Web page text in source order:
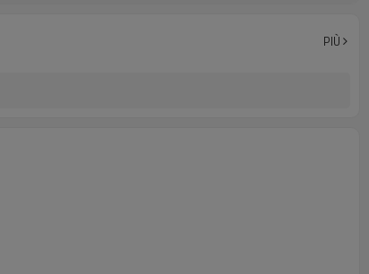
con accessori di montaggio
TUV, UL, CE, RoSH, GB
PIÙ